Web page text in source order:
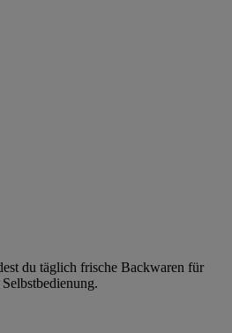
du täglich frische Backwaren für